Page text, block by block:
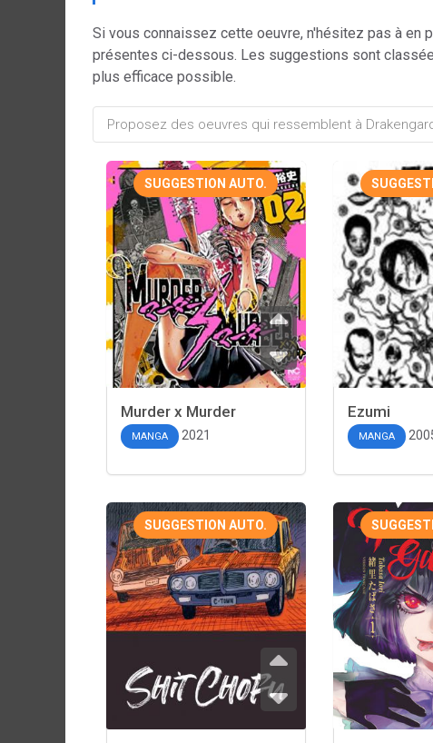
Si vous connaissez cette oeuvre, n'hésitez pas à
présentes ci-dessous. Les suggestions sont
plus efficace possible.
SUGGESTION AUTO.
Murder x Murder
MANGA 2021
Ezumi
MANGA
SUGGESTION AUTO.